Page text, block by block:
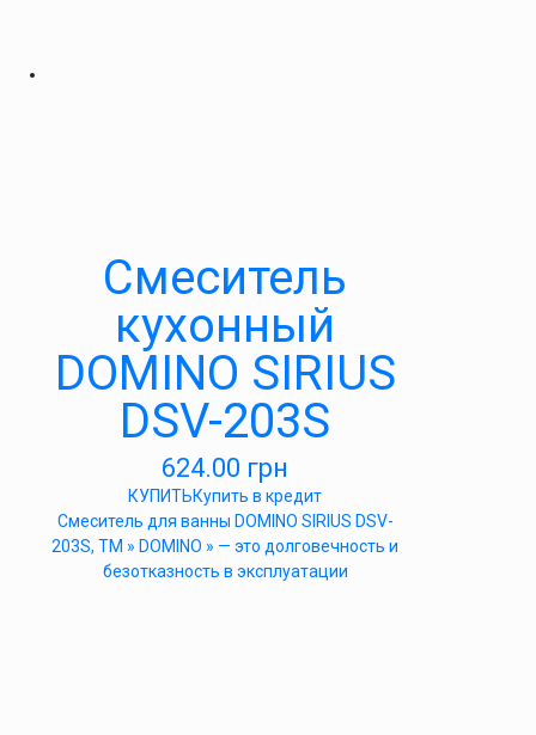
Смеситель
кухонный
DOMINO SIRIUS
DSV-203S
624.00 грн
КУПИТЬКупить в кредит
Cмеситель для ванны DOMINO SIRIUS DSV-
203S, ТМ » DOMINO » — это долговечность и
безотказность в эксплуатации